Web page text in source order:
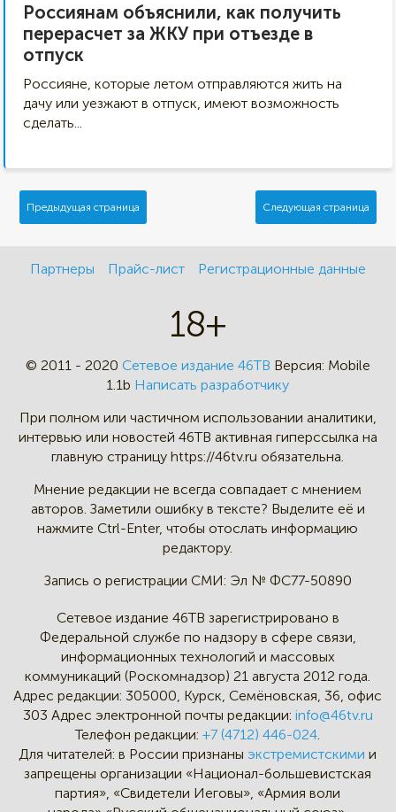
Россиянам объяснили, как получить
перерасчет за ЖКУ при отъезде в
отпуск
Россияне, которые летом отправляются жить на
дачу или уезжают в отпуск, имеют возможность
сделать...
Предыдущая страница Следующая страница
Партнеры Прайс-лист Регистрационные данные
18+
© 2011 - 2020 Сетевое издание 46ТВ Версия: Mobile
1.1b Написать разработчику
При полном или частичном использовании аналитики,
интервью или новостей 46TB активная гиперссылка на
главную страницу https://46tv.ru обязательна.
Мнение редакции не всегда совпадает с мнением
авторов. Заметили ошибку в тексте? Выделите её и
нажмите Ctrl-Enter, чтобы отослать информацию
редактору.
Запись о регистрации СМИ: Эл № ФС77-50890
Сетевое издание 46ТВ зарегистрировано в
Федеральной службе по надзору в сфере связи,
информационных технологий и массовых
коммуникаций (Роскомнадзор) 21 августа 2012 года.
Адрес редакции: 305000, Курск, Семёновская, 36, офис
303 Адрес электронной почты редакции: info@46tv.ru
Телефон редакции: +7 (4712) 446-024
Для читателей: в России признаныэкстремистскими и
запрещены организации «Национал-большевистская
партия», «Свидетели Иеговы», «Армия воли